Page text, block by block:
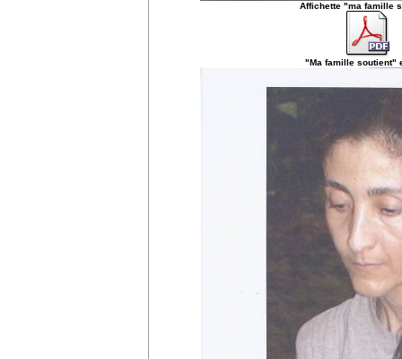
Affichette "ma famille
"Ma famille soutient"